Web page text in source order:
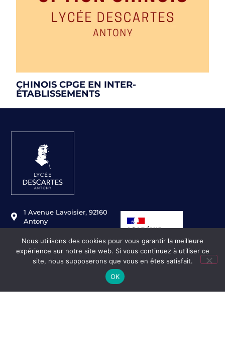
CHINOIS CPGE EN INTER-
ÉTABLISSEMENTS
1 Avenue Lavoisier, 92160
Antony
ce.0920130s@ac-
versailles.fr
Nous utilisons des cookies pour vous garantir la meilleure
expérience sur notre site web. Si vous continuez à utiliser ce
site, nous supposerons que vous en êtes satisfait.
OK